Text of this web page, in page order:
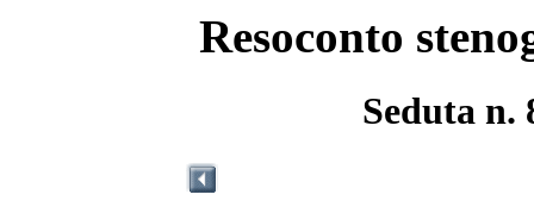
Resoconto
Seduta n.